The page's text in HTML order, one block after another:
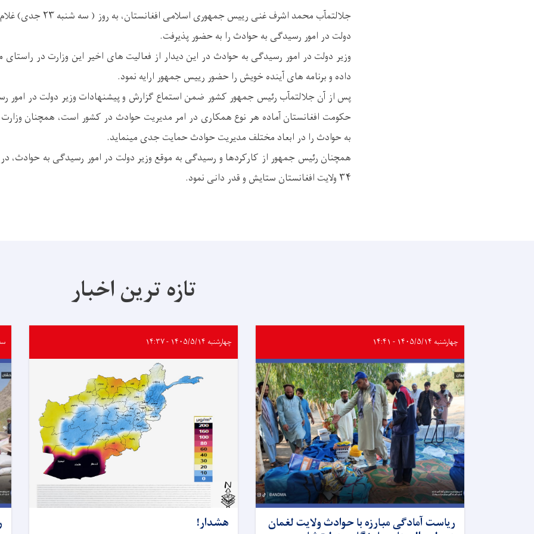
جلالتمآب محمد اشرف غنی رییس
دولت در امور رسیدگی به حوادث را به حضور پذیرفت.
وزیر دولت در امور رسیدگی به حوادث در این دیدار از فعالیت های اخیر این وزارت در
داده و برنامه های آینده خویش را حضور رییس جمهور ارایه نمود.
پس از آن جلالتمآب رئیس جمهور کشور ضمن استماع گزارش و پیشنهادات وزیر دولت در
حکومت افغانستان آماده هر نوع همکاری در امر مدیریت حوادث در کشور است، همچنان
به حوادث را در ابعاد مختلف مدیریت حوادث حمایت جدی مینماید.
همچنان رئیس جمهور از کارکردها و رسیدگی به موقع وزیر دولت در امور رسیدگی به حوادث،
۳۴ ولایت افغانستان ستایش و قدر دانی نمود.
تازه ترین اخبار
چهارشنبه ۱۴۰۵/۵/۱۴ - ۱۴:۴۱
ریاست آمادگی مبارزه با حوادث ولایت لغمان
چهارشنبه ۱۴۰۵/۵/۱۴ - ۱۴:۳۷
هشدار!